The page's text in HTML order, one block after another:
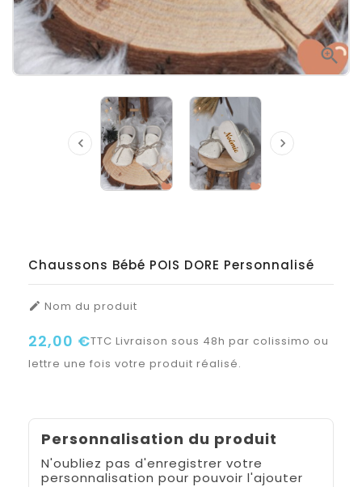

 
Chaussons Bébé POIS DORE Personnalisé
 Nom du produit
22,00 €TTC Livraison sous 48h par colissimo ou
lettre une fois votre produit réalisé.
Personnalisation du produit
N'oubliez pas d'enregistrer votre
personnalisation pour pouvoir l'ajouter